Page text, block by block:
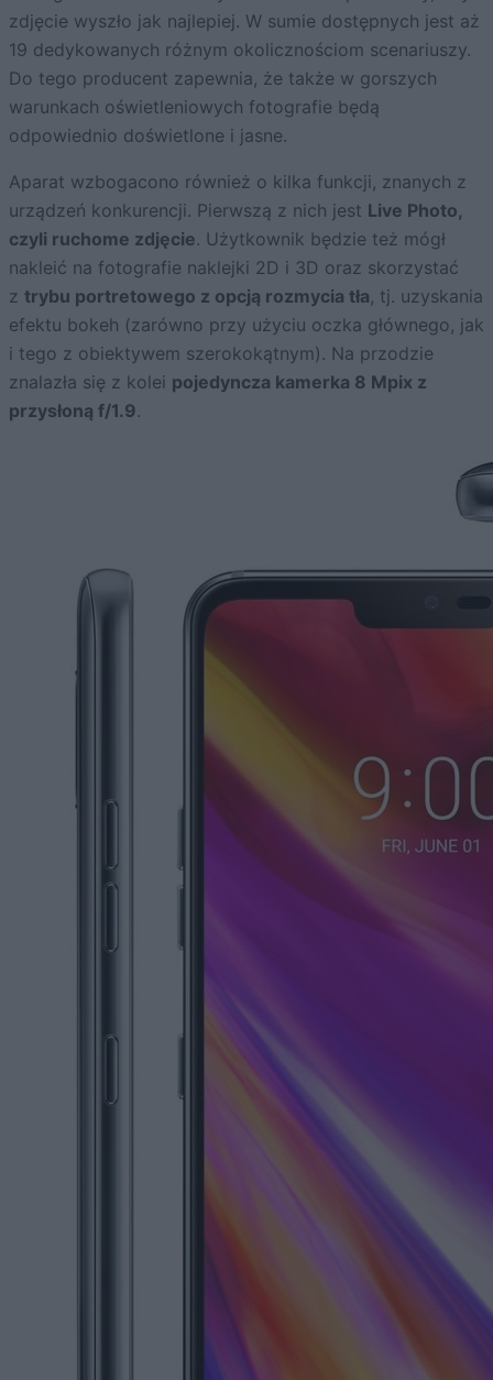
zdjęcie wyszło jak najlepiej. W sumie dostępnych jest aż
19 dedykowanych różnym okolicznościom scenariuszy.
Do tego producent zapewnia, że także w gorszych
warunkach oświetleniowych fotografie będą
odpowiednio doświetlone i jasne.
Aparat wzbogacono również o kilka funkcji, znanych z
urządzeń konkurencji. Pierwszą z nich jest Live Photo,
czyli ruchome zdjęcie. Użytkownik będzie też mógł
nakleić na fotografie naklejki 2D i 3D oraz skorzystać
z trybu portretowego z opcją rozmycia tła, tj. uzyskania
efektu bokeh (zarówno przy użyciu oczka głównego, jak
i tego z obiektywem szerokokątnym). Na przodzie
znalazła się z kolei pojedyncza kamerka 8 Mpix z
przysłoną f/1.9.